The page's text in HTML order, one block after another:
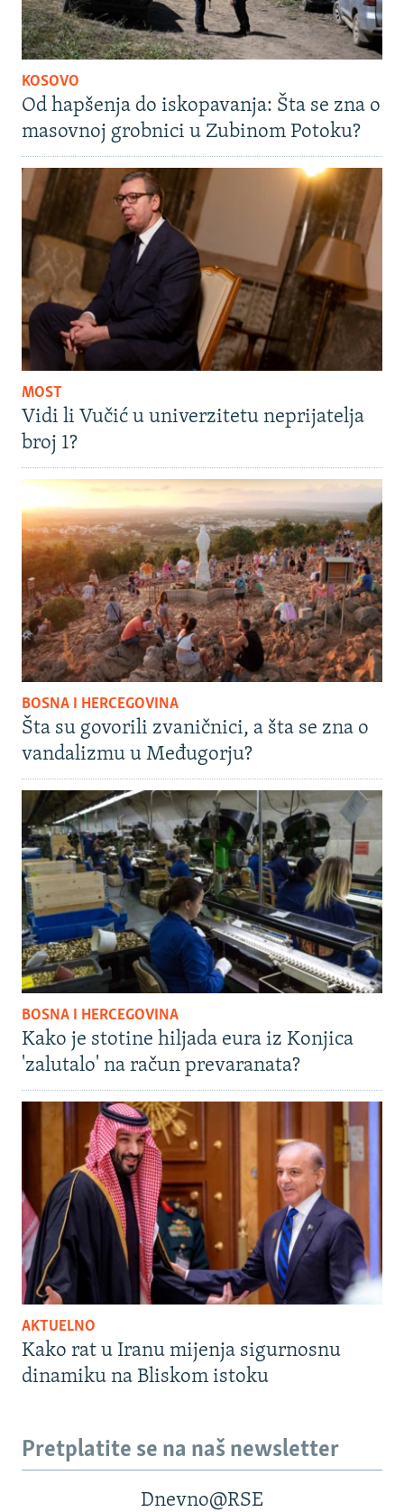
KOSOVO
Od hapšenja do iskopavanja: Šta se zna o
masovnoj grobnici u Zubinom Potoku?
MOST
Vidi li Vučić u univerzitetu neprijatelja
broj 1?
BOSNA I HERCEGOVINA
Šta su govorili zvaničnici, a šta se zna o
vandalizmu u Međugorju?
BOSNA I HERCEGOVINA
Kako je stotine hiljada eura iz Konjica
'zalutalo' na račun prevaranata?
AKTUELNO
Kako rat u Iranu mijenja sigurnosnu
dinamiku na Bliskom istoku
Pretplatite se na naš newsletter
Dnevno@RSE